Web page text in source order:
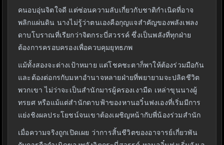
คนอบอุ่นจิตใจดี แต่ซ่อนความลับเกี่ยวกับชาติกำเนิดที่อาจ
พลิกแผ่นดิน นางไม่รู้ว่าตนเองคือกุญแจสำคัญของพลังเพลง
ดาบโบราณที่เรียกว่าจิตกระบี่สวรรค์ ซึ่งเป็นพลังที่ทุกฝ่าย
ต้องการครอบครองเพื่อควบคุมยุทธภพ
แม้ทั้งสองจะต่างเป้าหมาย แต่โชคชะตาก็พาให้ต้องร่วมมือกัน
และต้องต่อกรกับมหาอำนาจหลายฝ่ายที่พยายามจะปลิดชีวิต
พวกเขา ไม่ว่าจะเป็นสำนักมารผู้ครองเงามืด เหล่าขุนนางผู้
ทรยศ หรือแม้แต่สำนักดาบฟ้าของหานอวิ๋นฟงเองที่เริ่มมีการ
แย่งชิงผลประโยชน์จนเขาต้องเผชิญหน้ากับพี่น้องร่วมสำนัก
เมื่อความจริงถูกเปิดเผย ว่าการสิ้นชีวิตของอาจารย์เกี่ยวพัน